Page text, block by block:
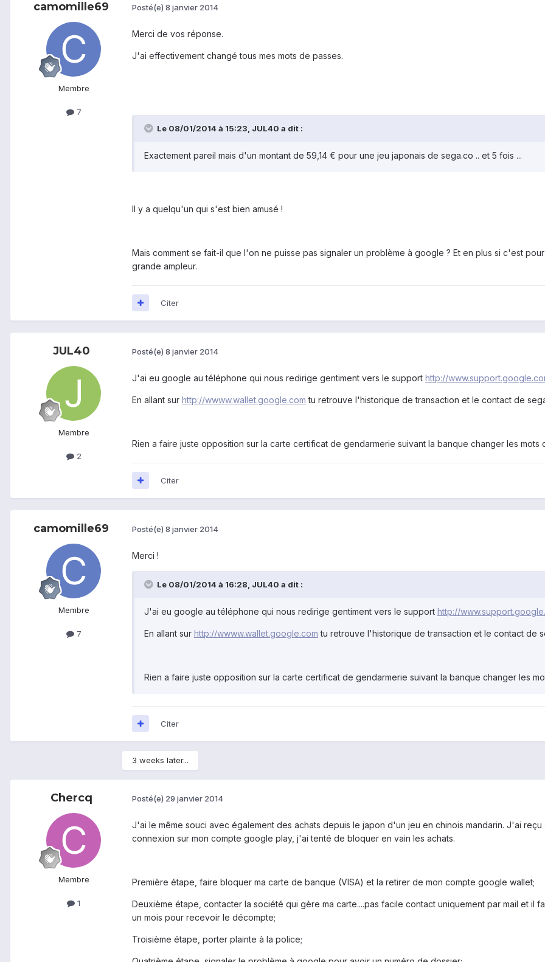
camomille69
Membre
7
Posté(e) 8 janvier 2014
Merci de vos réponse.
J'ai effectivement changé tous mes mots de passes.
Le 08/01/2014 à 15:23, JUL40 a dit :
Exactement pareil mais d'un montant de 59,14 € pour une jeu japonais de sega.co .. et 5 fois ...
Il y a quelqu'un qui s'est bien amusé !
Mais comment se fait-il que l'on ne puisse pas signaler un problème à google ? Et en plus si c'est
grande ampleur.
Citer
JUL40
Membre
2
Posté(e) 8 janvier 2014
J'ai eu google au téléphone qui nous redirige gentiment vers le support http://
En allant sur http://wwww.wallet.google.com tu retrouve l'historique de transaction et le contact de
Rien a faire juste opposition sur la carte certificat de gendarmerie suivant la banque changer les
Citer
camomille69
Membre
7
Posté(e) 8 janvier 2014
Merci !
Le 08/01/2014 à 16:28, JUL40 a dit :
J'ai eu google au téléphone qui nous redirige gentiment vers le support http://
En allant sur http://wwww.wallet.google.com tu retrouve l'historique de transaction et le contact de
Rien a faire juste opposition sur la carte certificat de gendarmerie suivant la banque changer les
Citer
3 weeks later...
Chercq
Membre
1
Posté(e) 29 janvier 2014
J'ai le même souci avec également des achats depuis le japon d'un jeu en chinois mandarin. J'ai
connexion sur mon compte google play, j'ai tenté de bloquer en vain les achats.
Première étape, faire bloquer ma carte de banque (VISA) et la retirer de mon compte google wallet;
Deuxième étape, contacter la société qui gère ma carte....pas facile contact uniquement par mail et il
un mois pour recevoir le décompte;
Troisième étape, porter plainte à la police;